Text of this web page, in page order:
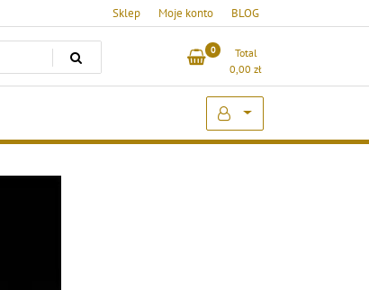
Sklep Moje konto BLOG
0
Total
0,00 zł